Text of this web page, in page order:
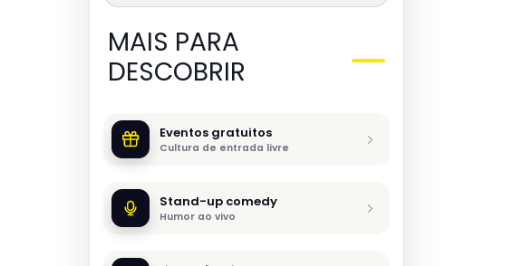
MAIS PARA
DESCOBRIR
Eventos gratuitos
Cultura de entrada livre
Stand-up comedy
Humor ao vivo